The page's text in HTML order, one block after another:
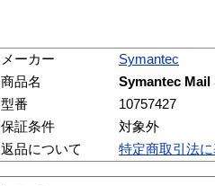
メーカー
Symantec
商品名
Symantec Mail
型番
10757427
保証条件
対象外
返品について
特定商取引法